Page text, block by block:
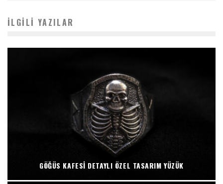
İLGILI YAZILAR
GÖĞÜS KAFESI DETAYLI ÖZEL TASARIM YÜZÜK